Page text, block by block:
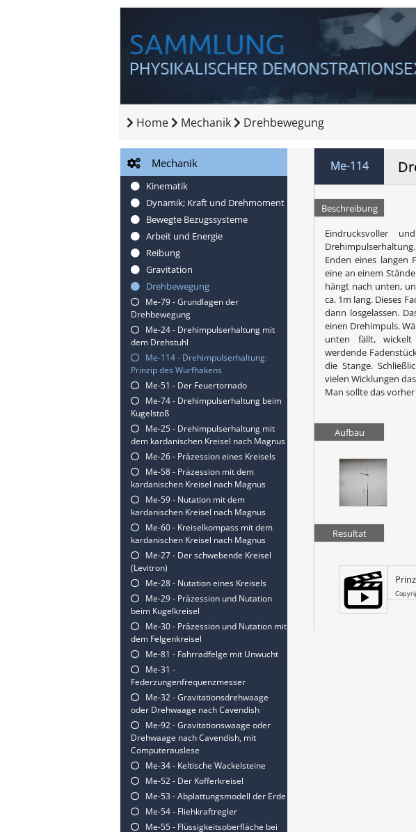
Home Mechanik Drehbewegung
Mechanik
Kinematik
Dynamik; Kraft und Drehmoment
Bewegte Bezugssysteme
Arbeit und Energie
Reibung
Gravitation
Drehbewegung
Me-79 - Grundlagen der
Drehbewegung
Me-24 - Drehimpulserhaltung mit
dem Drehstuhl
Me-114 - Drehimpulserhaltung:
Prinzip des Wurfhakens
Me-51 - Der Feuertornado
Me-74 - Drehimpulserhaltung beim
Kugelstoß
Me-25 - Drehimpulserhaltung mit
dem kardanischen Kreisel nach Magnus
Me-26 - Präzession eines Kreisels
Me-58 - Präzession mit dem
kardanischen Kreisel nach Magnus
Me-59 - Nutation mit dem
kardanischen Kreisel nach Magnus
Me-60 - Kreiselkompass mit dem
kardanischen Kreisel nach Magnus
Me-27 - Der schwebende Kreisel
(Levitron)
Me-28 - Nutation eines Kreisels
Me-29 - Präzession und Nutation
beim Kugelkreisel
Me-30 - Präzession und Nutation mit
dem Felgenkreisel
Me-81 - Fahrradfelge mit Unwucht
Me-31 -
Federzungenfrequenzmesser
Me-32 - Gravitationsdrehwaage
oder Drehwaage nach Cavendish
Me-92 - Gravitationswaage oder
Drehwaage nach Cavendish, mit
Computerauslese
Me-34 - Keltische Wackelsteine
Me-52 - Der Kofferkreisel
Me-53 - Abplattungsmodell der Erde
Me-54 - Fliehkraftregler
Me-55 - Flüssigkeitsoberfläche bei
Me-114
Beschreibung
Eindrucksvoller
Enden eines langen
eine an einem
hängt nach unten,
ca. 1m lang. Dieses
dann losgelassen.
einen Drehimpuls.
unten fällt,
werdende
die Stange.
vielen Wicklungen
Man sollte das
Aufbau
Resultat